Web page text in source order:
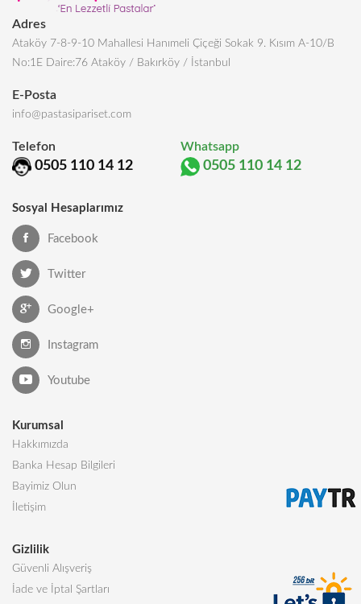
Adres
Ataköy 7-8-9-10 Mahallesi Hanımeli Çiçeği Sokak 9. Kısım A-10/B
No:1E Daire:76 Ataköy / Bakırköy / İstanbul
E-Posta
info@pastasipariset.com
Telefon
0505 110 14 12
Whatsapp
0505 110 14 12
Sosyal Hesaplarımız
Facebook
Twitter
Google+
Instagram
Youtube
Kurumsal
Hakkımızda
Banka Hesap Bilgileri
Bayimiz Olun
İletişim
Gizlilik
Güvenli Alışveriş
İade ve İptal Şartları